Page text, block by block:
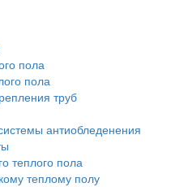
пола
пола
труб
антиобледенения
теплого пола
теплому полу